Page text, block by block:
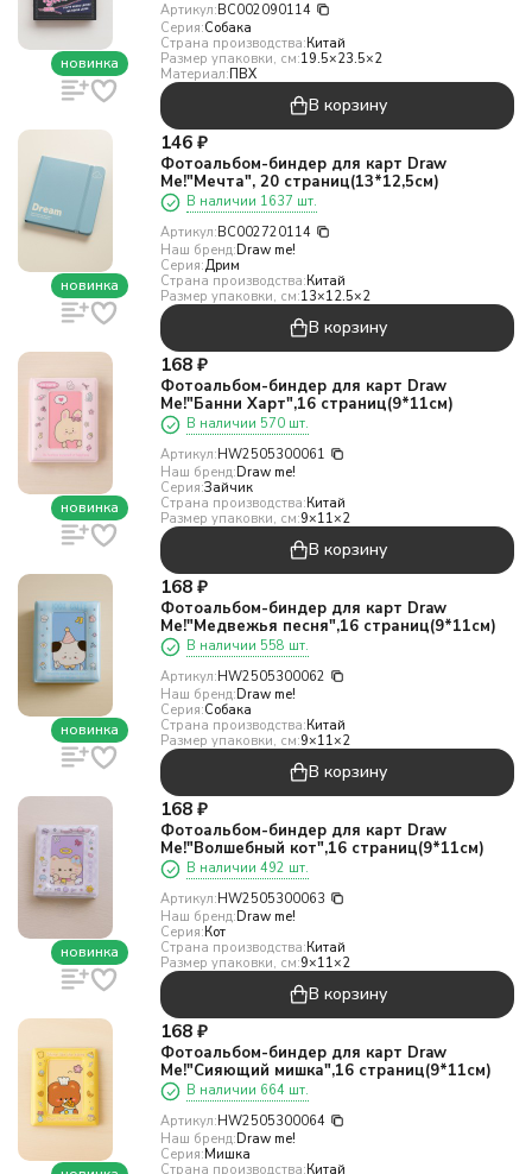
новинка
Артикул:BC002090114
Серия:Собака
Страна производства:Китай
Размер упаковки, см:19.5×23.5×2
Материал:ПВХ
В корзину
новинка
146 ₽
Фотоальбом-биндер для карт Draw
Me!"Мечта", 20 страниц(13*12,5см)
В наличии 1637 шт.
Артикул:BC002720114
Наш бренд:Draw me!
Серия:Дрим
Страна производства:Китай
Размер упаковки, см:13×12.5×2
В корзину
новинка
168 ₽
Фотоальбом-биндер для карт Draw
Me!"Банни Харт",16 страниц(9*11см)
В наличии 570 шт.
Артикул:HW2505300061
Наш бренд:Draw me!
Серия:Зайчик
Страна производства:Китай
Размер упаковки, см:9×11×2
В корзину
новинка
168 ₽
Фотоальбом-биндер для карт Draw
Me!"Медвежья песня",16 страниц(9*11см)
В наличии 558 шт.
Артикул:HW2505300062
Наш бренд:Draw me!
Серия:Собака
Страна производства:Китай
Размер упаковки, см:9×11×2
В корзину
новинка
168 ₽
Фотоальбом-биндер для карт Draw
Me!"Волшебный кот",16 страниц(9*11см)
В наличии 492 шт.
Артикул:HW2505300063
Наш бренд:Draw me!
Серия:Кот
Страна производства:Китай
Размер упаковки, см:9×11×2
В корзину
168 ₽
Фотоальбом-биндер для карт Draw
Me!"Сияющий мишка",16 страниц(9*11см)
В наличии 664 шт.
Артикул:HW2505300064
Наш бренд:Draw me!
Серия:Мишка
Страна производства:Китай